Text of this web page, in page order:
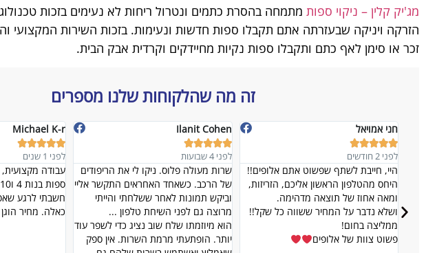
מג'יק קלין – ניקוי ספות מתמחה בהסרת כתמים ונטרול ריחות לא נעימים בזכות
הזרקה ויניקה שבעזרתה אתם תקבלו ספות חדשות ונעימות. בזכות השירות המקצועי
זכר או סימן לאף כתם ותקבלו ספות נקיות מחיידקים וקרדית אבק הבית.
זה מה שהלקוחות שלנו מספרים
Ilanit Cohen





לפני 4 שבועות
שרות מעולה פלוס. ניקו לי את הריפודים
של הרכב. כשאחד האחראים התקשר אליי
וביקש תמונות לאחר ששלחתי והייתי
מרוצה גם לפני השיחת טלפון ...
הוא מיוזמתו שלח שוב נציג כדי לשפר עוד
יותר. הופתעתי מרמת השרות. אין ספק
Michael K-r





לפני 1 שנים
עבודה מקצועית, יסודית ונקייה. החזירו
ספות בנות 4 ו10 שנים לחיים חדשים. לא
חשבתי לרגע שאפשר לקבל תוצאות
כאלה. מחיר הוגן ושרות מעולה. יישר כוח
ליז וישי כהן





לפני 2 שבועות
ממליצה על
ספה מבריקה